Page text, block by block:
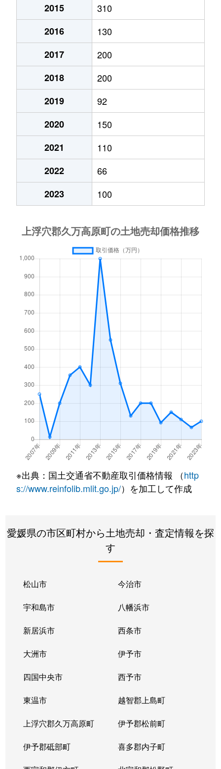
2015
310
2016
130
2017
200
2018
200
2019
92
2020
150
2021
110
2022
66
2023
100
※出典：国土交通省不動産取引価格情報 （http
s://www.reinfolib.mlit.go.jp/）を加工して作成
愛媛県の市区町村から土地売却・査定情報を探
す
松山市 今治市
宇和島市 八幡浜市
新居浜市 西条市
大洲市 伊予市
四国中央市 西予市
東温市 越智郡上島町
上浮穴郡久万高原町 伊予郡松前町
伊予郡砥部町 喜多郡内子町